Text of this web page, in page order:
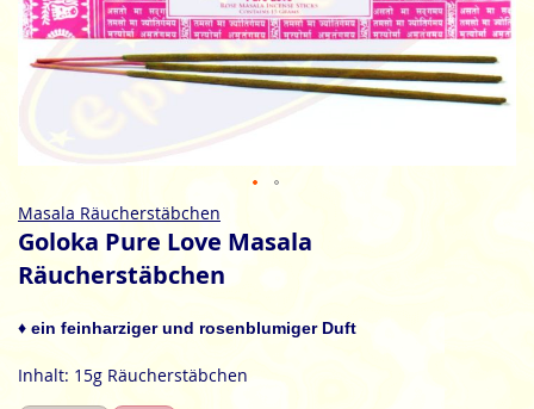
Zum
Anfang
Bildgalerie
Masala Räucherstäbchen
Goloka Pure Love Masala
Räucherstäbchen
♦ ein feinharziger und rosenblumiger Duft
Inhalt: 15g Räucherstäbchen